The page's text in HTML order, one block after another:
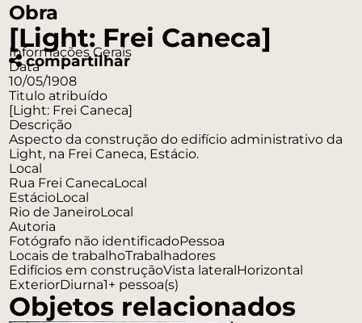
Obra
[Light: Frei Caneca]
compartilhar
Informações Gerais
Data
10/05/1908
Titulo atribuído
[Light: Frei Caneca]
Descrição
Aspecto da construção do edifício administrativo da
Light, na Frei Caneca, Estácio.
Local
Rua Frei CanecaLocal
EstácioLocal
Rio de JaneiroLocal
Autoria
Fotógrafo não identificadoPessoa
Locais de trabalhoTrabalhadores
Edifícios em construçãoVista lateralHorizontal
ExteriorDiurna1+ pessoa(s)
Objetos relacionados